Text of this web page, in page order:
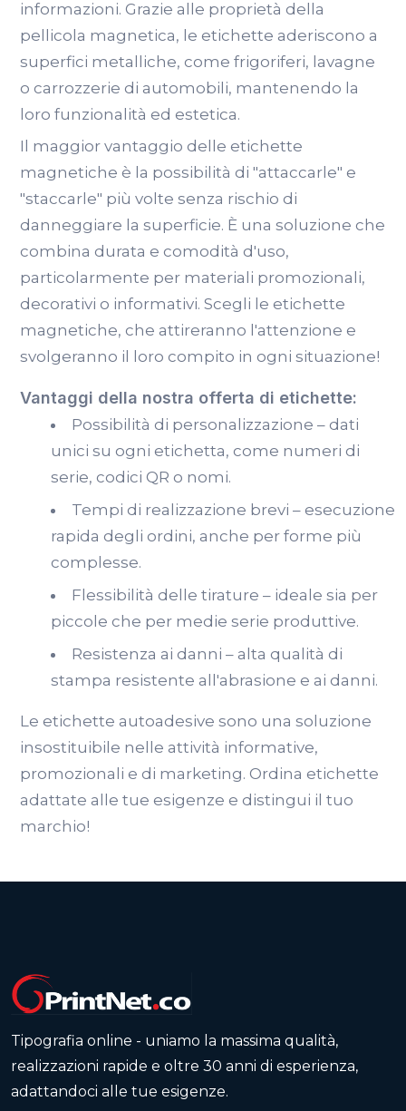
informazioni. Grazie alle proprietà della
pellicola magnetica, le etichette aderiscono a
superfici metalliche, come frigoriferi, lavagne
o carrozzerie di automobili, mantenendo la
loro funzionalità ed estetica.
Il maggior vantaggio delle etichette
magnetiche è la possibilità di "attaccarle" e
"staccarle" più volte senza rischio di
danneggiare la superficie. È una soluzione che
combina durata e comodità d'uso,
particolarmente per materiali promozionali,
decorativi o informativi. Scegli le etichette
magnetiche, che attireranno l'attenzione e
svolgeranno il loro compito in ogni situazione!
Vantaggi della nostra offerta di etichette:
Possibilità di personalizzazione – dati
unici su ogni etichetta, come numeri di
serie, codici QR o nomi.
Tempi di realizzazione brevi – esecuzione
rapida degli ordini, anche per forme più
complesse.
Flessibilità delle tirature – ideale sia per
piccole che per medie serie produttive.
Resistenza ai danni – alta qualità di
stampa resistente all'abrasione e ai danni.
Le etichette autoadesive sono una soluzione
insostituibile nelle attività informative,
promozionali e di marketing. Ordina etichette
adattate alle tue esigenze e distingui il tuo
marchio!
Tipografia online - uniamo la massima qualità,
realizzazioni rapide e oltre 30 anni di esperienza,
adattandoci alle tue esigenze.